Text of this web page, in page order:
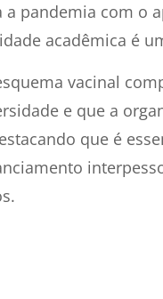
pandemia com o
acadêmica é
vacinal
e que a
que é